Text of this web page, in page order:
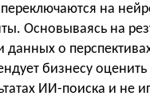
на
Основываясь на
данных о
бизнесу
ИИ-поиска и не